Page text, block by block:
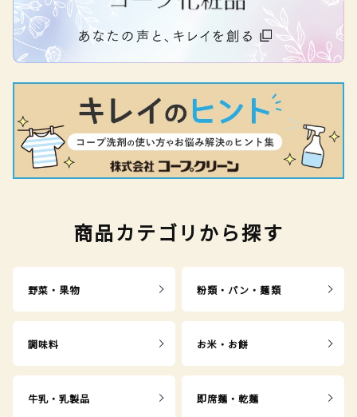
商品カテゴリから探す
野菜・果物 粉類・パン・麺類
調味料 お米・お餅
牛乳・乳製品 即席麺・乾麺